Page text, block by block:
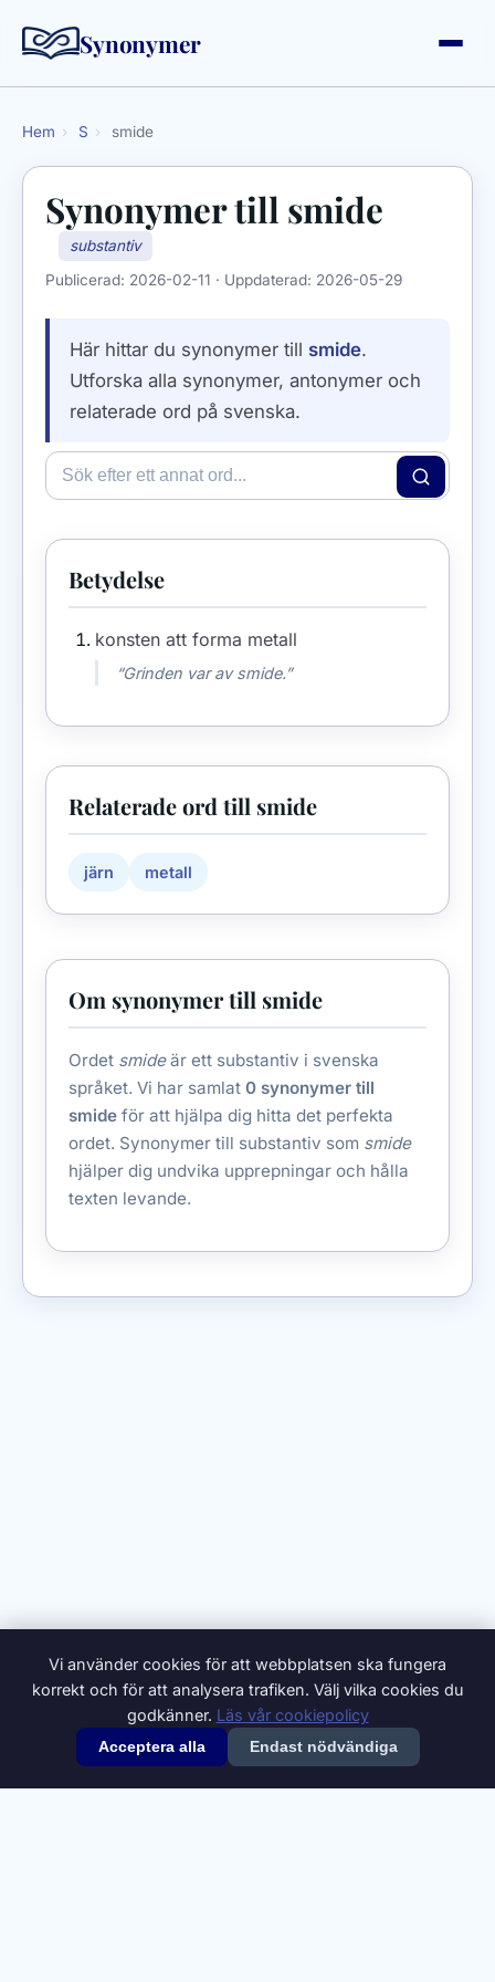
Synonymer
Hem › S › smide
Synonymer till smide
substantiv
Publicerad: 2026-02-11 · Uppdaterad: 2026-05-29
Här hittar du synonymer till smide.
Utforska alla synonymer, antonymer och
relaterade ord på svenska.
Betydelse
konsten att forma metall
“Grinden var av smide.”
Relaterade ord till smide
järn metall
Om synonymer till smide
Ordet smideär ett substantiv i svenska
språket. Vi har samlat 0 synonymer till
smide för att hjälpa dig hitta det perfekta
ordet. Synonymer till substantiv som smide
hjälper dig undvika upprepningar och hålla
texten levande.
© 2026 Synonymer.it.com – Svenskt synonymlexikon
Vi använder cookies för att webbplatsen ska fungera
korrekt och för att analysera trafiken. Välj vilka cookies du
godkänner. Läs vår cookiepolicy
Acceptera alla Endast nödvändiga